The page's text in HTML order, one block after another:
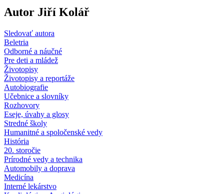
Autor Jiří Kolář
Sledovať autora
Beletria
Odborné a náučné
Pre deti a mládež
Životopisy
Životopisy a reportáže
Autobiografie
Učebnice a slovníky
Rozhovory
Eseje, úvahy a glosy
Stredné školy
Humanitné a spoločenské vedy
História
20. storočie
Prírodné vedy a technika
Automobily a doprava
Medicína
Interné lekárstvo